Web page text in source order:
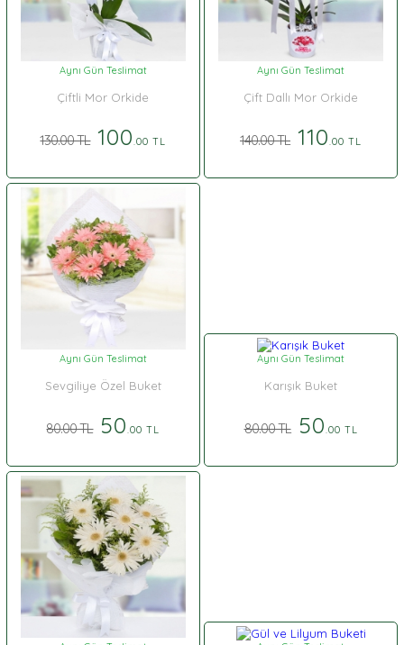
Aynı Gün Teslimat
Çiftli Mor Orkide
130.00 TL100 .00 TL
Aynı Gün Teslimat
Çift Dallı Mor Orkide
140.00 TL 110 .00 TL
Aynı Gün Teslimat
Sevgiliye Özel Buket
80.00 TL50 .00 TL
Aynı Gün Teslimat
Karışık Buket
80.00 TL50 .00 TL